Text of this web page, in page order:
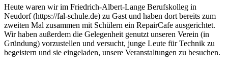
Heute waren wir im Friedrich-Albert-Lange Berufskolleg in
Neudorf (https://fal-schule.de) zu Gast und haben dort bereits zum
zweiten Mal zusammen mit Schülern ein RepairCafe ausgerichtet.
Wir haben außerdem die Gelegenheit genutzt unseren Verein (in
Gründung) vorzustellen und versucht, junge Leute für Technik zu
begeistern und sie eingeladen, unsere Veranstaltungen zu besuchen.